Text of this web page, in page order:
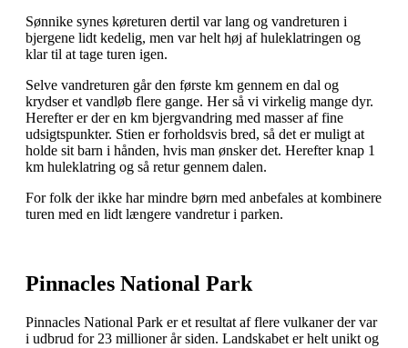
Sønnike synes køreturen dertil var lang og vandreturen i
bjergene lidt kedelig, men var helt høj af huleklatringen og
klar til at tage turen igen.
Selve vandreturen går den første km gennem en dal og
krydser et vandløb flere gange. Her så vi virkelig mange dyr.
Herefter er der en km bjergvandring med masser af fine
udsigtspunkter. Stien er forholdsvis bred, så det er muligt at
holde sit barn i hånden, hvis man ønsker det. Herefter knap 1
km huleklatring og så retur gennem dalen.
For folk der ikke har mindre børn med anbefales at kombinere
turen med en lidt længere vandretur i parken.
Pinnacles National Park
Pinnacles National Park er et resultat af flere vulkaner der var
i udbrud for 23 millioner år siden. Landskabet er helt unikt og